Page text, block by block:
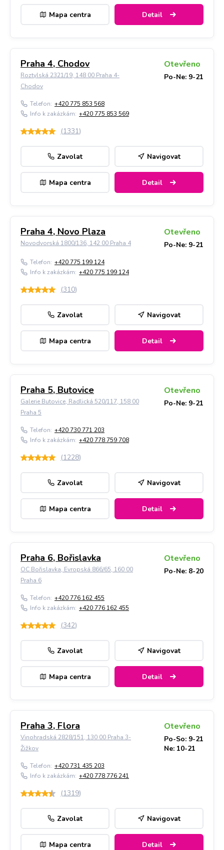
Mapa centra Detail
Praha 4, Chodov
Roztylská 2321/19, 148 00 Praha 4-
Chodov
Otevřeno
Po-Ne: 9-21
Telefon: +420 775 853 568
Info k zakázkám: +420 775 853 569
(1331)
Zavolat Navigovat
Mapa centra Detail
Praha 4, Novo Plaza
Novodvorská 1800/136, 142 00 Praha 4
Otevřeno
Po-Ne: 9-21
Telefon: +420 775 199 124
Info k zakázkám: +420 775 199 124
(310)
Zavolat Navigovat
Mapa centra Detail
Praha 5, Butovice
Galerie Butovice, Radlická 520/117, 158 00
Praha 5
Otevřeno
Po-Ne: 9-21
Telefon: +420 730 771 203
Info k zakázkám: +420 778 759 708
(1228)
Zavolat Navigovat
Mapa centra Detail
Praha 6, Bořislavka
OC Bořislavka, Evropská 866/65, 160 00
Praha 6
Otevřeno
Po-Ne: 8-20
Telefon: +420 776 162 455
Info k zakázkám: +420 776 162 455
(342)
Zavolat Navigovat
Mapa centra Detail
Praha 3, Flora
Vinohradská 2828/151, 130 00 Praha 3-
Žižkov
Otevřeno
Po-So: 9-21
Ne: 10-21
Telefon: +420 731 435 203
Info k zakázkám: +420 778 776 241
(1319)
Zavolat Navigovat
Mapa centra Detail